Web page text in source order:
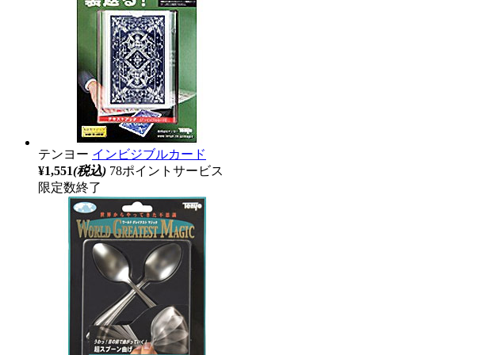
テンヨー インビジブルカード
¥1,551(税込) 78ポイントサービス
限定数終了